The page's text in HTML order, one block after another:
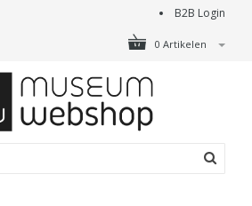
B2B Login
0 Artikelen